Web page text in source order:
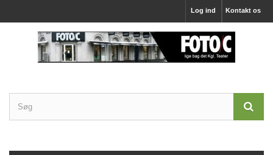
Kontakt os
Log ind